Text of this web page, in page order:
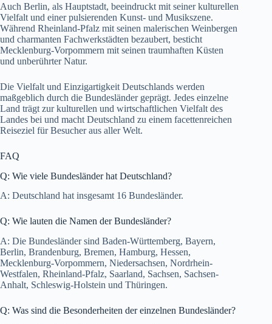
Auch Berlin, als Hauptstadt, beeindruckt mit seiner kulturellen
Vielfalt und einer pulsierenden Kunst- und Musikszene.
Während Rheinland-Pfalz mit seinen malerischen Weinbergen
und charmanten Fachwerkstädten bezaubert, besticht
Mecklenburg-Vorpommern mit seinen traumhaften Küsten
und unberührter Natur.
Die Vielfalt und Einzigartigkeit Deutschlands werden
maßgeblich durch die Bundesländer geprägt. Jedes einzelne
Land trägt zur kulturellen und wirtschaftlichen Vielfalt des
Landes bei und macht Deutschland zu einem facettenreichen
Reiseziel für Besucher aus aller Welt.
FAQ
Q: Wie viele Bundesländer hat Deutschland?
A: Deutschland hat insgesamt 16 Bundesländer.
Q: Wie lauten die Namen der Bundesländer?
A: Die Bundesländer sind Baden-Württemberg, Bayern,
Berlin, Brandenburg, Bremen, Hamburg, Hessen,
Mecklenburg-Vorpommern, Niedersachsen, Nordrhein-
Westfalen, Rheinland-Pfalz, Saarland, Sachsen, Sachsen-
Anhalt, Schleswig-Holstein und Thüringen.
Q: Was sind die Besonderheiten der einzelnen Bundesländer?